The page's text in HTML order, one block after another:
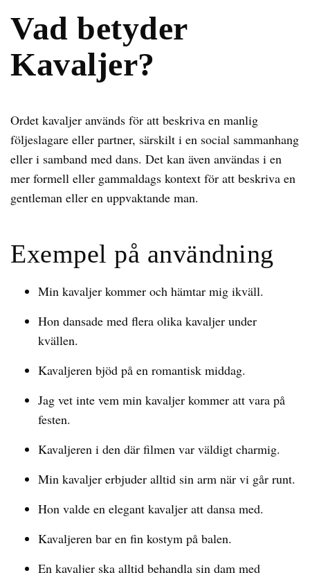
Vad betyder
Kavaljer?
Ordet kavaljer används för att beskriva en manlig
följeslagare eller partner, särskilt i en social sammanhang
eller i samband med dans. Det kan även användas i en
mer formell eller gammaldags kontext för att beskriva en
gentleman eller en uppvaktande man.
Exempel på användning
Min kavaljer kommer och hämtar mig ikväll.
Hon dansade med flera olika kavaljer under
kvällen.
Kavaljeren bjöd på en romantisk middag.
Jag vet inte vem min kavaljer kommer att vara på
festen.
Kavaljeren i den där filmen var väldigt charmig.
Min kavaljer erbjuder alltid sin arm när vi går runt.
Hon valde en elegant kavaljer att dansa med.
Kavaljeren bar en fin kostym på balen.
En kavaljer ska alltid behandla sin dam med